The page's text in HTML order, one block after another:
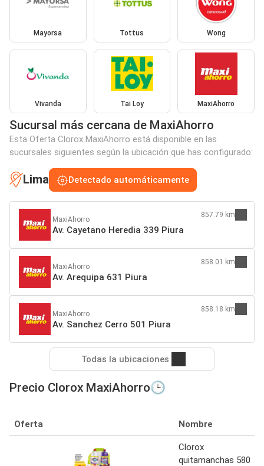
Mayorsa Tottus Wong
Vivanda Tai Loy MaxiAhorro
Sucursal más cercana de MaxiAhorro
Esta Oferta Clorox MaxiAhorro está disponible en las
sucursales siguientes según la ubicación que has configurado:
Lima Detectado automáticamente
MaxiAhorro
Av. Cayetano Heredia 339 Piura
857.79 km
MaxiAhorro
Av. Arequipa 631 Piura
858.01 km
MaxiAhorro
Av. Sanchez Cerro 501 Piura
858.18 km
Todas la ubicaciones
Precio Clorox MaxiAhorro🕒
Oferta Nombre
Clorox
quitamanchas 580